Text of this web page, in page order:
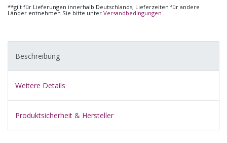
**gilt für Lieferungen innerhalb Deutschlands, Lieferzeiten für andere
Länder entnehmen Sie bitte unter Versandbedingungen
Beschreibung
Weitere Details
Produktsicherheit & Hersteller